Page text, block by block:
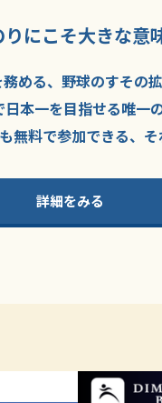
にこそ大きな意
務める、野球のすその
日本一を目指せる唯一
無料で参加できる、
詳細をみる